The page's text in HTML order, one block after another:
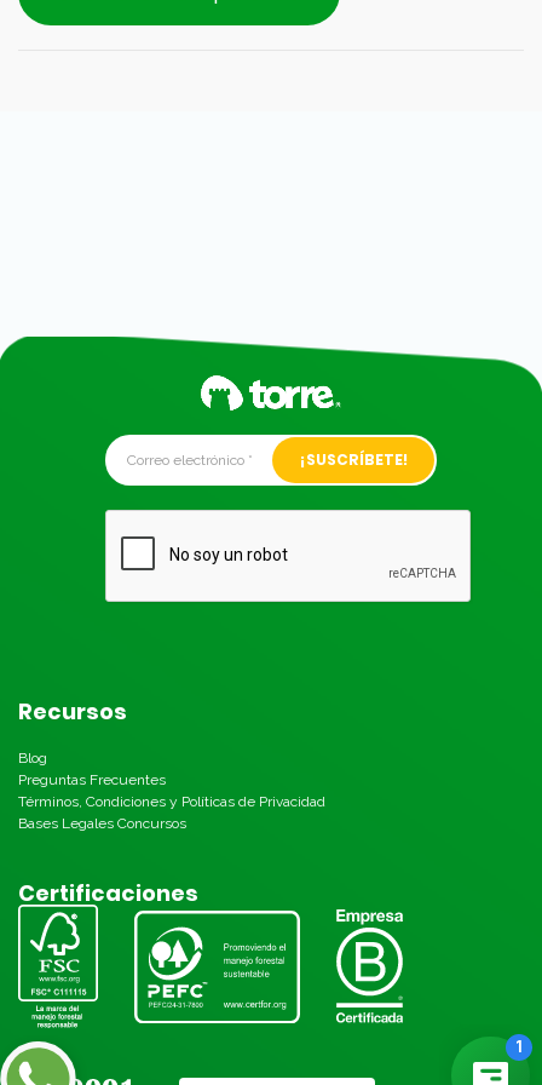
Alternative:
Recursos
Blog
Preguntas Frecuentes
Términos, Condiciones y Políticas de Privacidad
Bases Legales Concursos
Certificaciones